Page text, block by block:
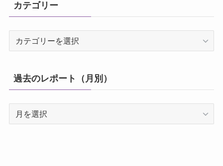
カテゴリー
リ
ー
過去のレポート（月別）